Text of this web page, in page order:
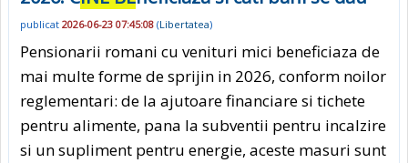
publicat 2026-06-23 07:45:08 (Libertatea)
Pensionarii romani cu venituri mici beneficiaza de
mai multe forme de sprijin in 2026, conform noilor
reglementari: de la ajutoare financiare si tichete
pentru alimente, pana la subventii pentru incalzire
si un supliment pentru energie, aceste masuri sunt